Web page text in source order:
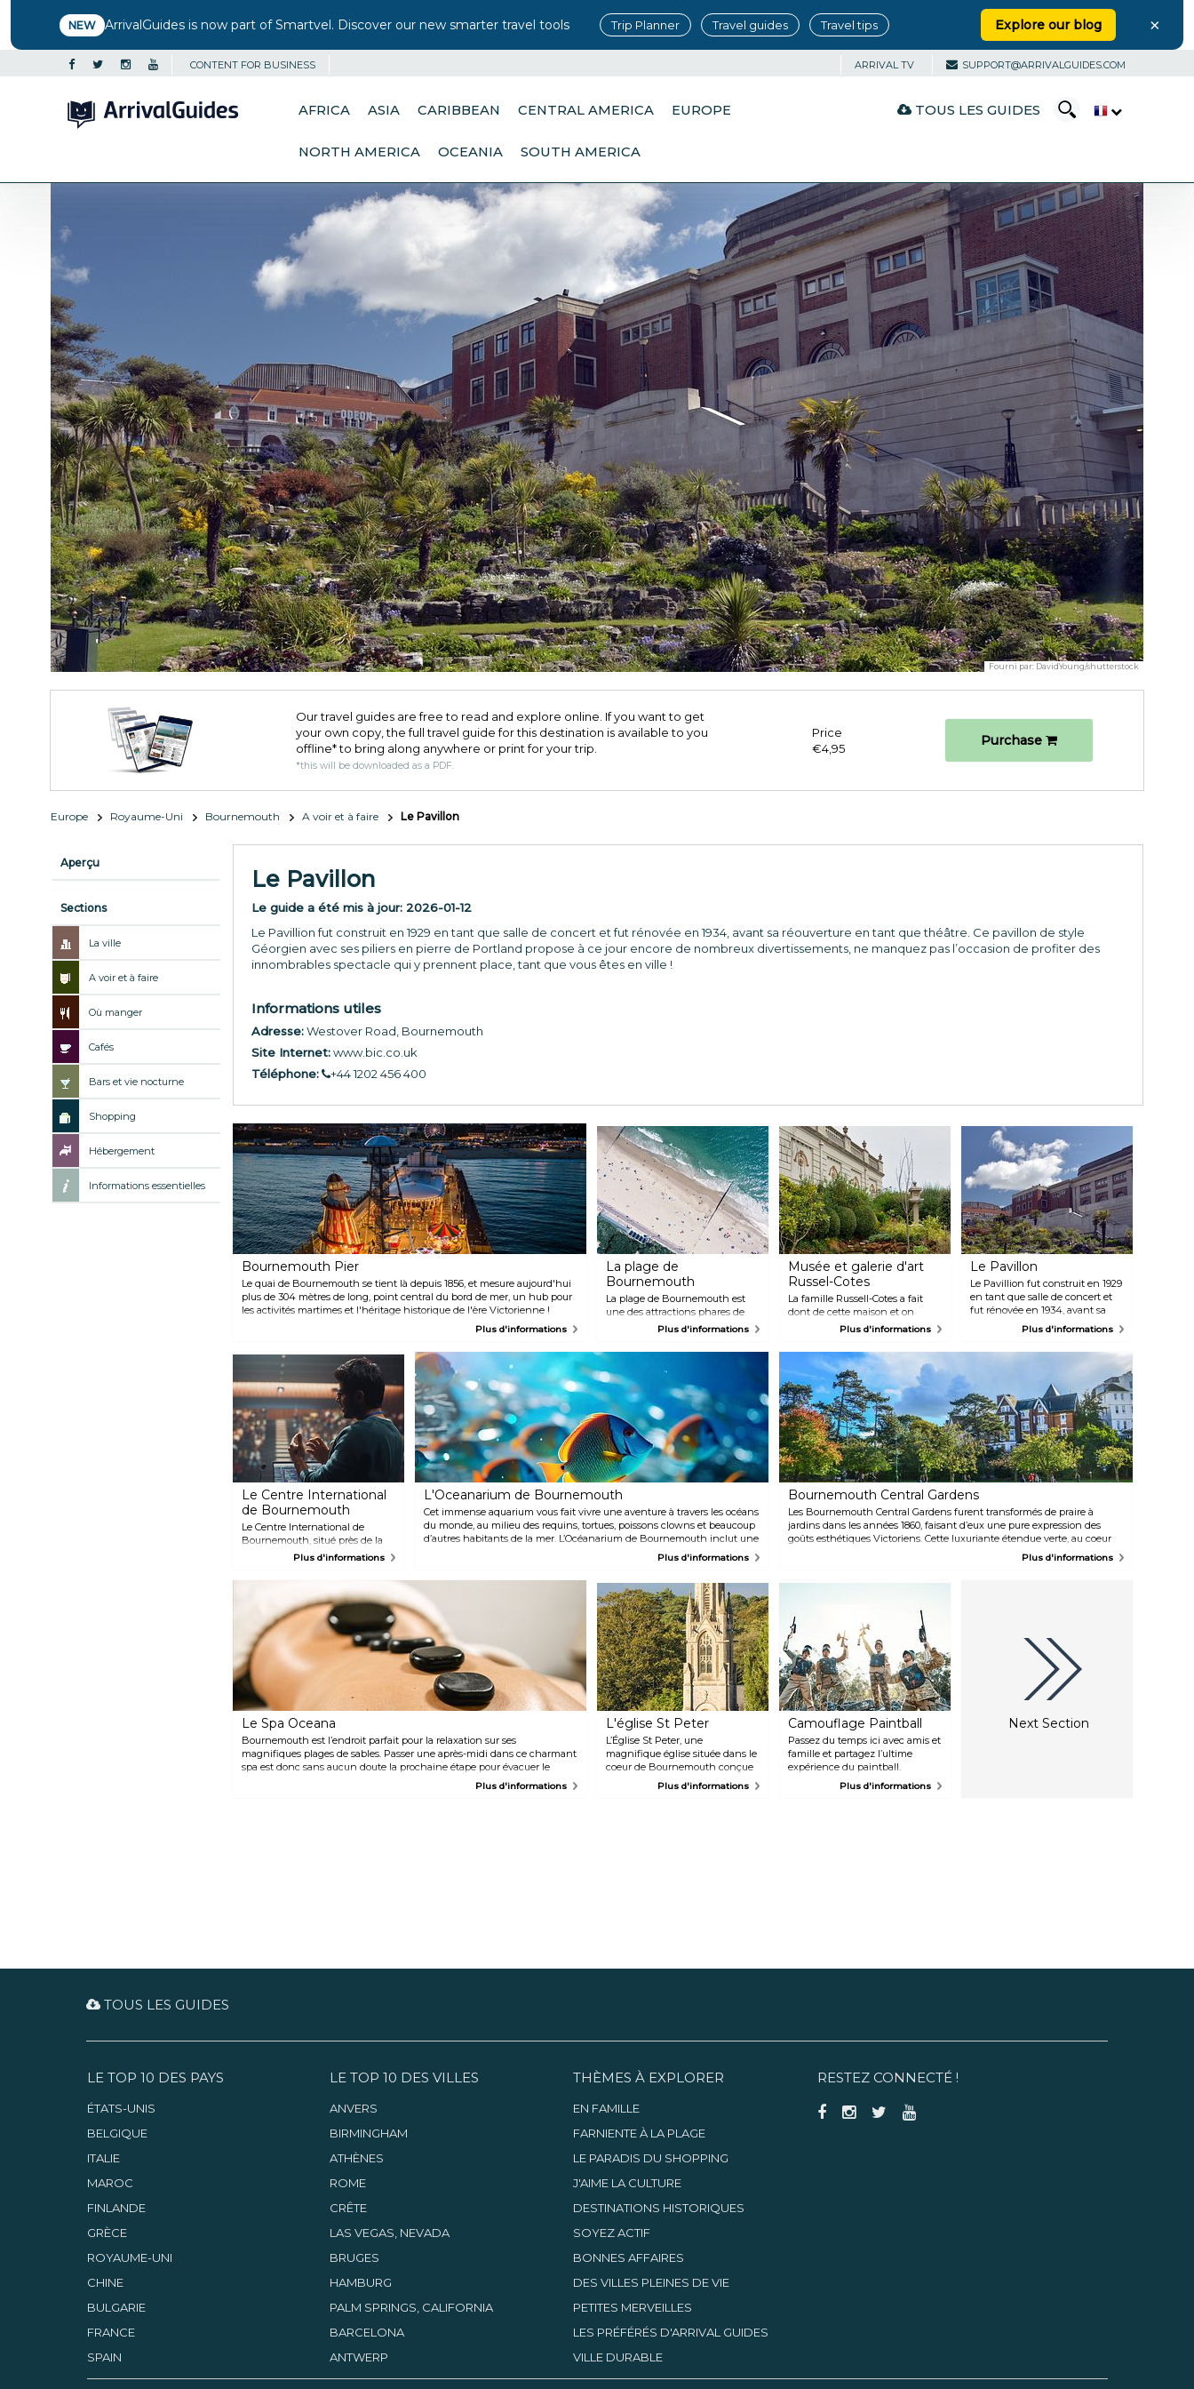
NEW ArrivalGuides is now part of Smartvel. Discover our new smarter travel tools Trip Planner Travel guides Travel tips Explore our blog ×
CONTENT FOR BUSINESS ARRIVAL TV SUPPORT@ARRIVALGUIDES.COM
AFRICA ASIA CARIBBEAN CENTRAL AMERICA EUROPE
NORTH AMERICA OCEANIA SOUTH AMERICA
TOUS LES GUIDES
Fourni par: DavidYoung/shutterstock
Our travel guides are free to read and explore online. If you want to get
your own copy, the full travel guide for this destination is available to you
offline* to bring along anywhere or print for your trip.​
*this will be downloaded as a PDF.
Price
€4,95
Purchase
Europe Royaume-Uni Bournemouth A voir et à faire Le Pavillon
Aperçu
Sections
La ville
A voir et à faire
Où manger
Cafés
Bars et vie nocturne
Shopping
Hébergement
Informations essentielles
Le Pavillon
Le guide a été mis à jour: 2026-01-12
Le Pavillion fut construit en 1929 en tant que salle de concert et fut rénovée en 1934, avant sa réouverture en tant que théâtre. Ce pavillon de style
Géorgien avec ses piliers en pierre de Portland propose à ce jour encore de nombreux divertissements, ne manquez pas l’occasion de profiter des
innombrables spectacle qui y prennent place, tant que vous êtes en ville !
Informations utiles
Adresse:Westover Road, Bournemouth
Site Internet:www.bic.co.uk
Téléphone:
+44 1202 456 400
Bournemouth Pier
Le quai de Bournemouth se tient là depuis 1856, et mesure aujourd'hui
plus de 304 mètres de long, point central du bord de mer, un hub pour
les activités martimes et l'héritage historique de l'ère Victorienne !
Plus d'informations
La plage de
Bournemouth
La plage de Bournemouth est
une des attractions phares de
Bournemouth. La longue
aux côtés des eaux calmes de
Poole Bay offre un des meilleurs
cadre pour la baignade et les
bains de soleil. Si vous relaxer sur
la plage vous fatigue, essayez-
vous au beach volley !
Plus d'informations
Musée et galerie d'art
Russel-Cotes
La famille Russell-Cotes a fait
dont de cette maison et on
contenu à la ville en 1922.
surplombant la baie, le musée
abrite la vaste et précieuse
collection de la famille, incluant
statues, peintures et toiles
victoriennes du monde entier.
Plus d'informations
Le Pavillon
Le Pavillion fut construit en 1929
en tant que salle de concert et
fut rénovée en 1934, avant sa
réouverture en tant que théâtre.
avec ses piliers en pierre de
divertissements, ne manquez
pas l’occasion de profiter des
innombrables spectacle qui y
prennent place, tant que vous
êtes en ville !
Plus d'informations
Le Centre International
de Bournemouth
Le Centre International de
Bournemouth, situé près de la
plage, est un des centres
Cet endroit accueille les
meilleurs musiciens du monde
et les productions musicales de
West End dont les spectacles
sont tenus dans l’une des salles
spacieuses du Centre !
Plus d'informations
L'Oceanarium de Bournemouth
Cet immense aquarium vous fait vivre une aventure à travers les océans
du monde, au milieu des requins, tortues, poissons clowns et beaucoup
d’autres habitants de la mer. L’Océanarium de Bournemouth inclut une
reconstitution de la Grande Barrière de Corail, la possibilité de marcher
nourrissages !
Plus d'informations
Bournemouth Central Gardens
Les Bournemouth Central Gardens furent transformés de praire à
jardins dans les années 1860, faisant d’eux une pure expression des
goûts esthétiques Victoriens. Cette luxuriante étendue verte, au coeur
de la ville, est aujourd’hui un endroit phare pour toutes sortes d’activités
Plus d'informations
Le Spa Oceana
Bournemouth est l’endroit parfait pour la relaxation sur ses
magnifiques plages de sables. Passer une après-midi dans ce charmant
spa est donc sans aucun doute la prochaine étape pour évacuer le
stress accumulé dans la vie de tous les jours. Les mains expertes d’Anna
Plus d'informations
L'église St Peter
L’Église St Peter, une
magnifique église située dans le
coeur de Bournemouth conçue
par l’architecte Victorien George
Edmund Street. Cette église est l
Plus d'informations
Camouflage Paintball
Passez du temps ici avec amis et
famille et partagez l’ultime
expérience du paintball.
Camouflage Paintball est fier de
posséder le plus compréhensible
Plus d'informations
Next Section
TOUS LES GUIDES
LE TOP 10 DES PAYS
ÉTATS-UNIS
BELGIQUE
ITALIE
MAROC
FINLANDE
GRÈCE
ROYAUME-UNI
CHINE
BULGARIE
FRANCE
SPAIN
LE TOP 10 DES VILLES
ANVERS
BIRMINGHAM
ATHÈNES
ROME
CRÊTE
LAS VEGAS, NEVADA
BRUGES
HAMBURG
PALM SPRINGS, CALIFORNIA
BARCELONA
ANTWERP
THÈMES À EXPLORER
EN FAMILLE
FARNIENTE À LA PLAGE
LE PARADIS DU SHOPPING
J'AIME LA CULTURE
DESTINATIONS HISTORIQUES
SOYEZ ACTIF
BONNES AFFAIRES
DES VILLES PLEINES DE VIE
PETITES MERVEILLES
LES PRÉFÉRÉS D'ARRIVAL GUIDES
VILLE DURABLE
RESTEZ CONNECTÉ !